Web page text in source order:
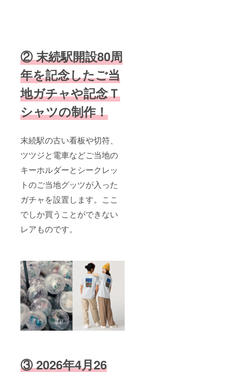
② 末続駅開設80周
年を記念したご当
地ガチャや記念Ｔ
シャツの制作！
末続駅の古い看板や切符、
ツツジと電車などご当地の
キーホルダーとシークレッ
トのご当地グッツが入った
ガチャを設置します。ここ
でしか買うことができない
レアものです。
③ 2026年4月26